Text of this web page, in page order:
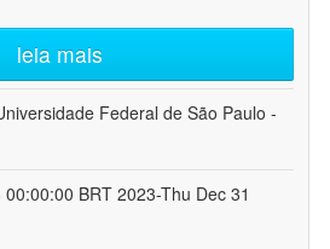
leia mais
Federal de São Paulo -
BRT 2023-Thu Dec 31